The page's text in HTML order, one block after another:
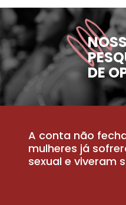
DE
A conta não
mulheres já
sexual e viveram